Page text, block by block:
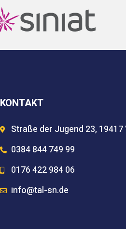
KONTAKT
Straße der Jugend 23,
0384 844 749 99
0176 422 984 06
info@tal-sn.de